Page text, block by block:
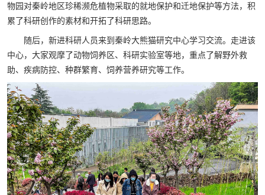
物园对秦岭地区珍稀濒危植物采取的就地保护和迁地保护等方法，积
累了科研创作的素材和开拓了科研思路。
随后，新进科研人员来到秦岭大熊猫研究中心学习交流。走进该
中心，大家观摩了动物饲养区、科研实验室等地，重点了解野外救
助、疾病防控、种群繁育、饲养营养研究等工作。